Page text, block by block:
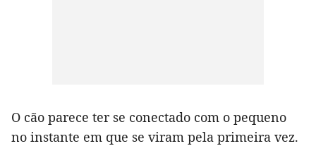
O cão parece ter se conectado com o pequeno
no instante em que se viram pela primeira vez.